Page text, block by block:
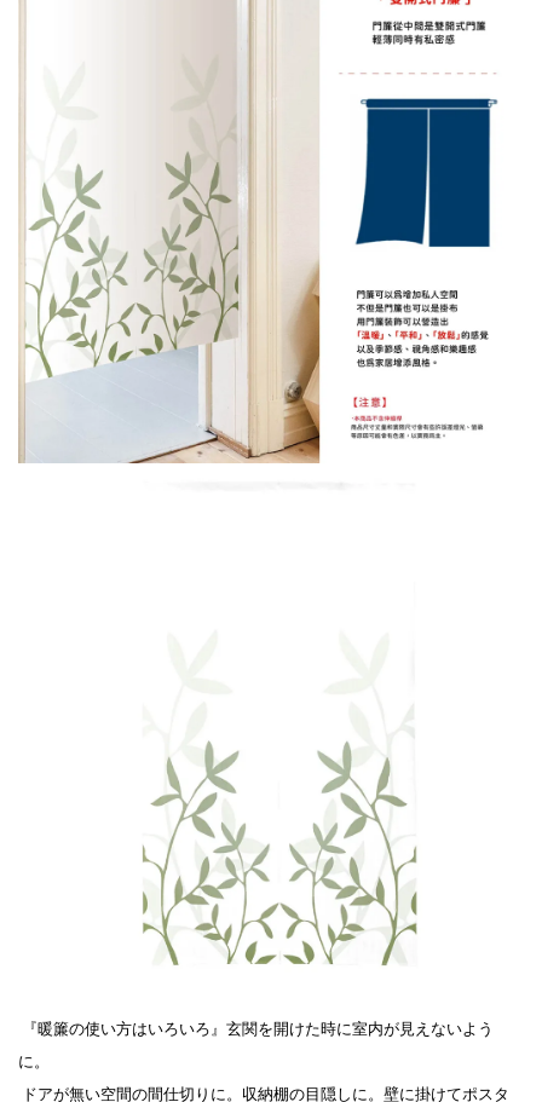
『暖簾の使い方はいろいろ』玄関を開けた時に室内が見えないよう
に。
ドアが無い空間の間仕切りに。収納棚の目隠しに。壁に掛けてポスタ